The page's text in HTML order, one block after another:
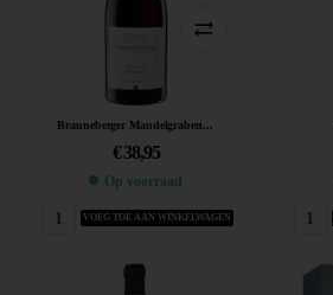
Brauneberger Mandelgraben...
€38,95
Op voorraad
VOEG TOE AAN WINKELWAGEN